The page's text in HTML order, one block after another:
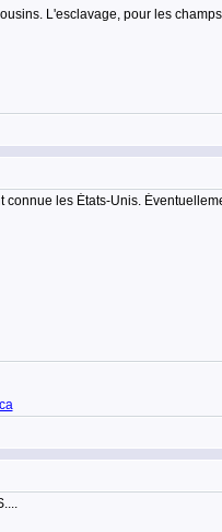
L'esclavage, pour les
les États-Unis.